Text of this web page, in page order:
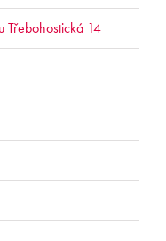
Třebohostická 14